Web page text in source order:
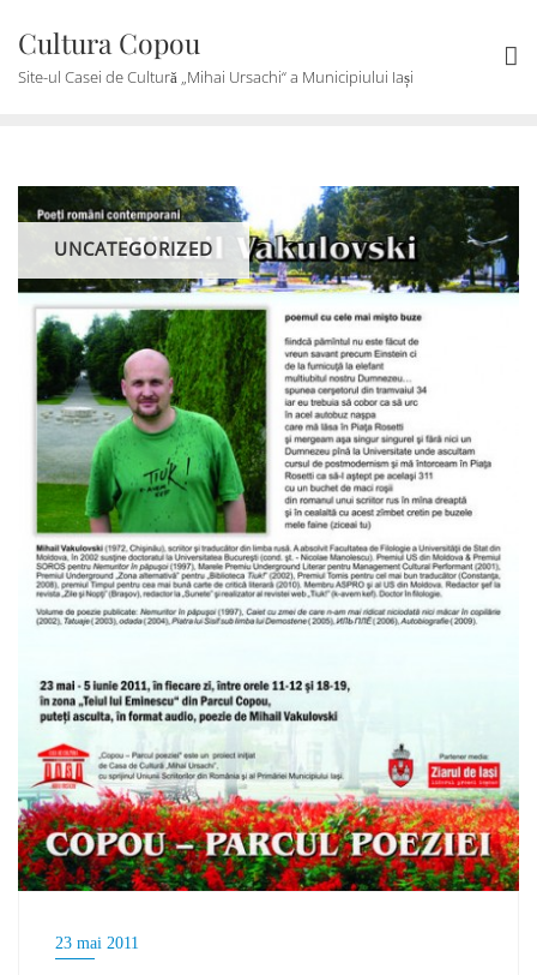
content
Cultura Copou
Site-ul Casei de Cultură „Mihai Ursachi“ a Municipiului Iași
UNCATEGORIZED
23 mai 2011